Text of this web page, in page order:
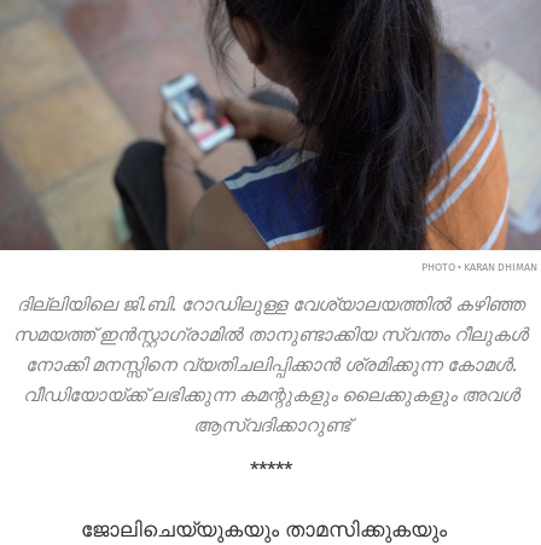
PHOTO • KARAN DHIMAN
ദില്ലിയിലെ ജി.ബി. റോഡിലുള്ള വേശ്യാലയത്തിൽ കഴിഞ്ഞ
സമയത്ത് ഇൻസ്റ്റാഗ്രാമിൽ താനുണ്ടാക്കിയ സ്വന്തം റീലുകൾ
നോക്കി മനസ്സിനെ വ്യതിചലിപ്പിക്കാൻ ശ്രമിക്കുന്ന കോമൾ.
വീഡിയോയ്ക്ക് ലഭിക്കുന്ന കമന്റുകളും ലൈക്കുകളും അവൾ
ആസ്വദിക്കാറുണ്ട്
*****
ജോലിചെയ്യുകയും താമസിക്കുകയും